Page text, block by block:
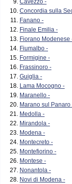
Cavezzo -
Concordia sulla
Fanano -
Finale Emilia -
Fiorano Modenese
Fiumalbo -
Formigine -
Frassinoro -
Guiglia -
Lama Mocogno -
Maranello -
Marano sul Panaro
Medolla -
Mirandola -
Modena -
Montecreto -
Montefiorino -
Montese -
Nonantola -
Novi di Modena -